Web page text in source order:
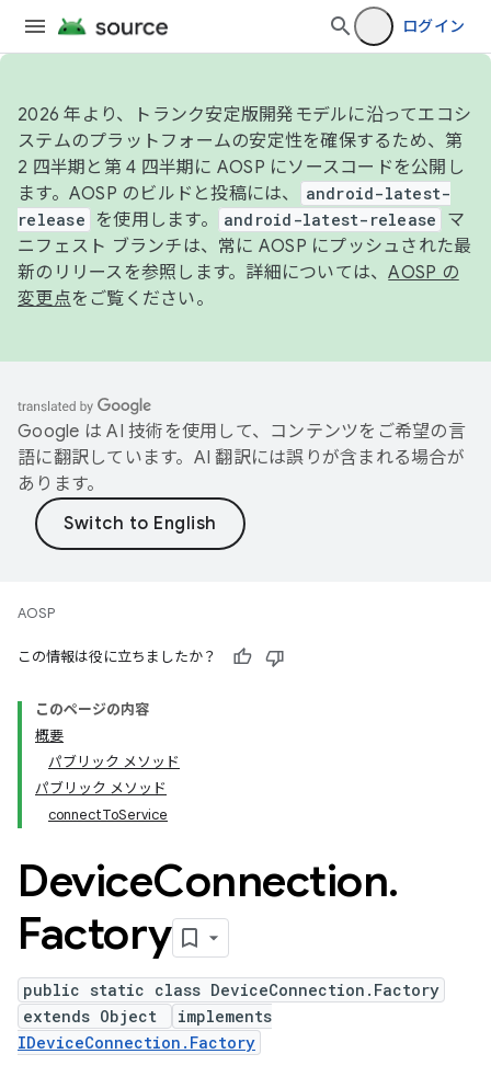
ログイン
2026 年より、トランク安定版開発モデルに沿ってエコシ
ステムのプラットフォームの安定性を確保するため、第
2 四半期と第 4 四半期に AOSP にソースコードを公開し
ます。AOSP のビルドと投稿には、
android-latest-
release
を使用します。 android-latest-release
マ
ニフェスト ブランチは、常に AOSP にプッシュされた最
新のリリースを参照します。詳細については、AOSP の
変更点をご覧ください。
Google は AI 技術を使用して、コンテンツをご希望の言
語に翻訳しています。AI 翻訳には誤りが含まれる場合が
あります。
AOSP
この情報は役に立ちましたか？
このページの内容
概要
パブリック メソッド
パブリック メソッド
connectToService
DeviceConnection.
Factory
public static class DeviceConnection.Factory
extends Object
implements
IDeviceConnection.Factory